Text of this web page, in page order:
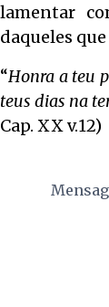
lamentar
daqueles
“Honra a teu
teus dias na
Cap. XX v.12)